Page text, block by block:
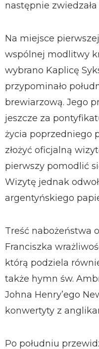
następnie
Na miejsce
wspólnej modlitwy
wybrano Kaplicę
przypominało
brewiarzową. Jego
jeszcze za
życia poprzedniego
złożyć oficjalną
pierwszy pomodlić
Wizytę jednak
argentyńskiego
Treść nabożeństwa
Franciszka
którą podziela
także hymn św.
Johna Henry’ego
konwertyty z
Po południu